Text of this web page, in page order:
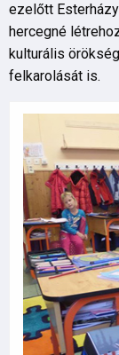
ezelőtt
hercegné
kulturális
felkarolását is.